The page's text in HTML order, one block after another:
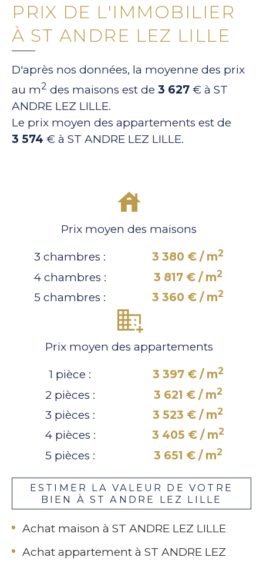
PRIX DE L'IMMOBILIER
À ST ANDRE LEZ LILLE
D'après nos données, la moyenne des prix
au m2 des maisons est de 3 627 € à ST
ANDRE LEZ LILLE.
Le prix moyen des appartements est de
3 574 € à ST ANDRE LEZ LILLE.
Prix moyen des maisons
3 chambres : 3 380 € / m2
4 chambres : 3 817 € / m2
5 chambres : 3 360 € / m2
Prix moyen des appartements
1 pièce : 3 397 € / m2
2 pièces : 3 621 € / m2
3 pièces : 3 523 € / m2
4 pièces : 3 405 € / m2
5 pièces : 3 651 € / m2
ESTIMER LA VALEUR DE VOTRE
BIEN À ST ANDRE LEZ LILLE
Achat maison à ST ANDRE LEZ LILLE
Achat appartement à ST ANDRE LEZ